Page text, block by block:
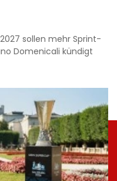
sollen mehr Sprint-
Domenicali kündigt